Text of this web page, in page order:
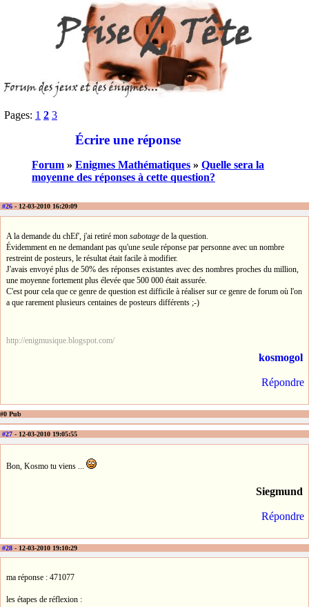
Pages: 1 2 3
Écrire une réponse
Forum » Enigmes Mathématiques » Quelle sera la
moyenne des réponses à cette question?
#26 - 12-03-2010 16:20:09
A la demande du chEf', j'ai retiré mon sabotage de la question.
Évidemment en ne demandant pas qu'une seule réponse par personne avec un nombre
restreint de posteurs, le résultat était facile à modifier.
J'avais envoyé plus de 50% des réponses existantes avec des nombres proches du million,
une moyenne fortement plus élevée que 500 000 était assurée.
C'est pour cela que ce genre de question est difficile à réaliser sur ce genre de forum où l'on
a que rarement plusieurs centaines de posteurs différents ;-)
http://enigmusique.blogspot.com/
kosmogol
Répondre
#0 Pub
#27 - 12-03-2010 19:05:55
Bon, Kosmo tu viens ...
Siegmund
Répondre
#28 - 12-03-2010 19:10:29
ma réponse : 471077
les étapes de réflexion :